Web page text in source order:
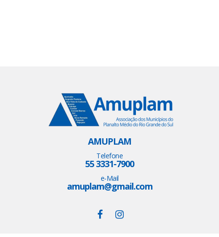
AMUPLAM
Telefone
55 3331-7900
e-Mail
amuplam@gmail.com